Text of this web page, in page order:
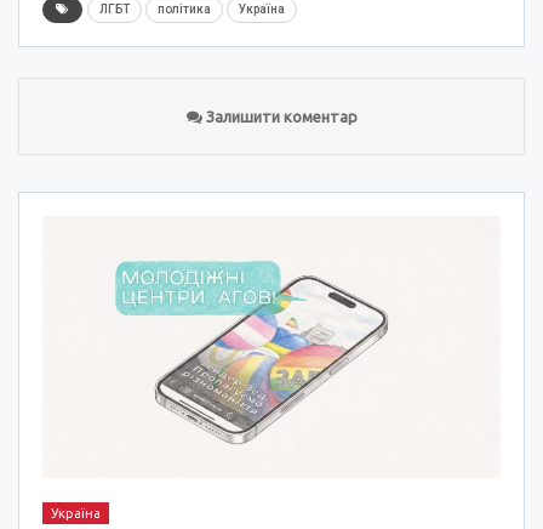
ЛГБТ політика Україна
Залишити коментар
Україна